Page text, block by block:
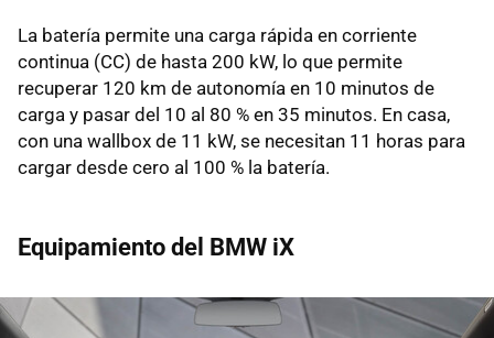
La batería permite una carga rápida en corriente
continua (CC) de hasta 200 kW, lo que permite
recuperar 120 km de autonomía en 10 minutos de
carga y pasar del 10 al 80 % en 35 minutos. En casa,
con una wallbox de 11 kW, se necesitan 11 horas para
cargar desde cero al 100 % la batería.
Equipamiento del BMW iX